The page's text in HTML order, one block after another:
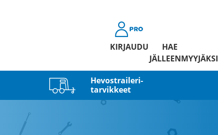
KIRJAUDU
HAE
JÄLLEENMYYJÄKSI
Hevostraileri­
tarvikkeet